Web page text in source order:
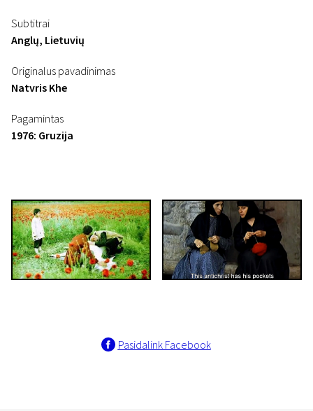
Subtitrai
Anglų, Lietuvių
Originalus pavadinimas
Natvris Khe
Pagamintas
1976: Gruzija
Pasidalink Facebook